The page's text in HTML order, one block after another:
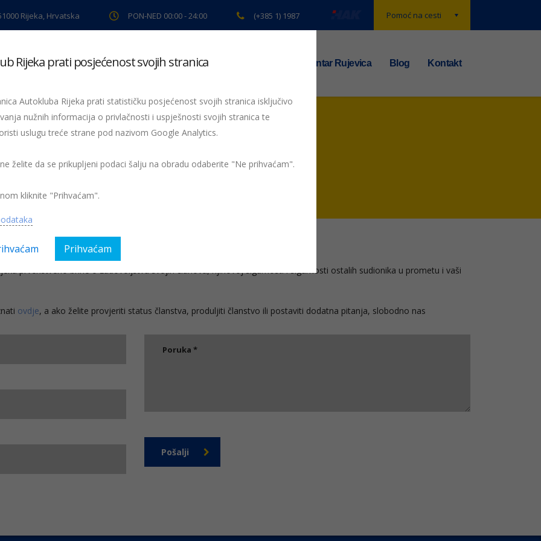
Pomoć na cesti
Rijeka, Hrvatska PON-NED 00:00 - 24:00 (+385 1) 1987
pregled Pomoć na cesti Servis Preventiva TS centar Rujevica Blog Kontakt
prvenstveno brine o zadovoljstvu svojih članova, njihovoj sigurnosti i sigurnosti ostalih sudionika u prometu i vaši
ovdje, a ako želite provjeriti status članstva, produljiti članstvo ili postaviti dodatna pitanja, slobodno nas
Pošalji
Rijeka prati posjećenost svojih stranica
Autokluba Rijeka prati statističku posjećenost svojih stranica isključivo
nužnih informacija o privlačnosti i uspješnosti svojih stranica te
uslugu treće strane pod nazivom Google Analytics.
želite da se prikupljeni podaci šalju na obradu odaberite "Ne prihvaćam".
kliknite "Prihvaćam".
Prihvaćam